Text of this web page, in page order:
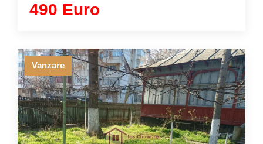
490 Euro
Vanzare